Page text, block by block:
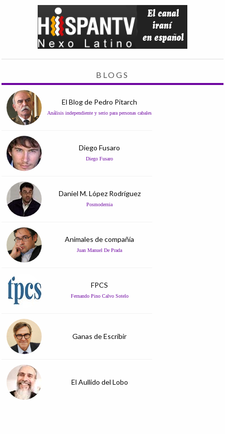
BLOGS
El Blog de Pedro Pitarch
Análisis independiente y serio para personas cabales
Diego Fusaro
Diego Fusaro
Daniel M. López Rodríguez
Posmodernia
Animales de compañía
Juan Manuel De Prada
FPCS
Fernando Pino Calvo Sotelo
Ganas de Escribir
El Aullido del Lobo